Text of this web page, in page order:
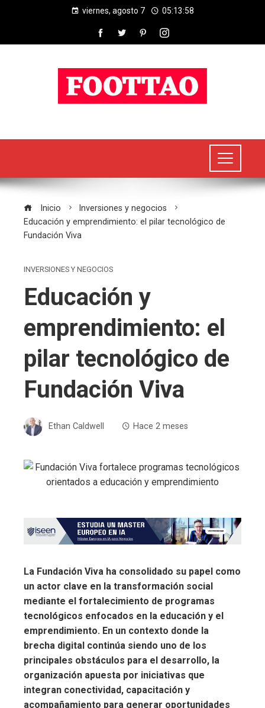
viernes, agosto 7 05:13:58
Inicio
Inversiones y negocios
Educación y emprendimiento: el pilar tecnológico de
Fundación Viva
INVERSIONES Y NEGOCIOS
Educación y
emprendimiento: el
pilar tecnológico de
Fundación Viva
Ethan Caldwell Hace 2 meses
La Fundación Viva ha consolidado su papel como
un actor clave en la transformación social
mediante el fortalecimiento de programas
tecnológicos enfocados en la educación y el
emprendimiento. En un contexto donde la
brecha digital continúa siendo uno de los
principales obstáculos para el desarrollo, la
organización apuesta por iniciativas que
integran conectividad, capacitación y
acompañamiento para generar oportunidades